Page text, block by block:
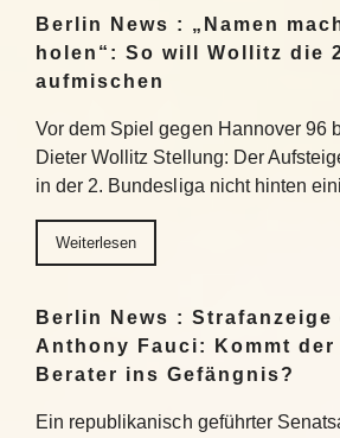
Berlin News : „Namen
holen“: So will Wollitz die
aufmischen
Vor dem Spiel gegen Hannover 96
Dieter Wollitz Stellung: Der
in der 2. Bundesliga nicht hinten
Weiterlesen
Berlin News : Strafanzeige
Anthony Fauci: Kommt der
Berater ins Gefängnis?
Ein republikanisch geführter